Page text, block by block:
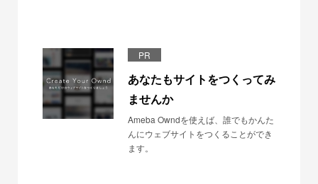
PR
あなたもサイトをつくってみ
ませんか
Ameba Owndを使えば、誰でもかんた
んにウェブサイトをつくることができ
ます。